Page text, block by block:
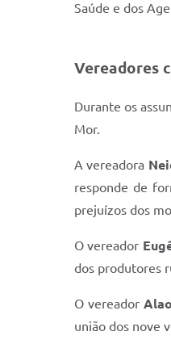
Saúde e dos
Vereadores
Durante os
Mor.
A vereadora
responde de
prejuízos dos
O vereador
dos produtores
O vereador
união dos nove